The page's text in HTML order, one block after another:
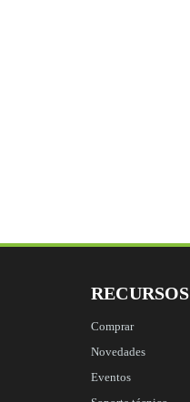
RECURSOS
Comprar
Novedades
Eventos